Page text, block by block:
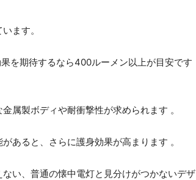
ます。
を期待するなら400ルーメン以上が目安です
属製ボディや耐衝撃性が求められます 。
あると、さらに護身効果が高まります 。
い、普通の懐中電灯と見分けがつかないデザ